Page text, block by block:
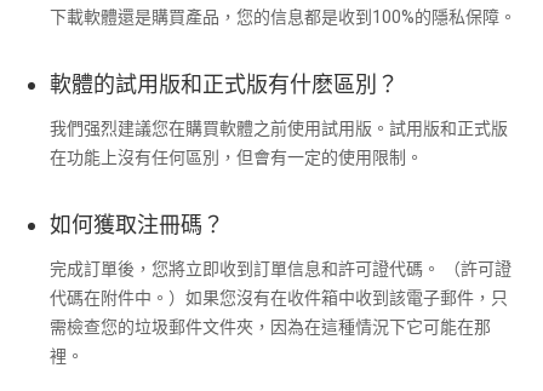
下載軟體還是購買產品，您的信息都是收到100%的隱私保障。
軟體的試用版和正式版有什麽區別？
我們强烈建議您在購買軟體之前使用試用版。試用版和正式版
在功能上沒有任何區別，但會有一定的使用限制。
如何獲取注冊碼？
完成訂單後，您將立即收到訂單信息和許可證代碼。 （許可證
代碼在附件中。）如果您沒有在收件箱中收到該電子郵件，只
需檢查您的垃圾郵件文件夾，因為在這種情況下它可能在那
裡。